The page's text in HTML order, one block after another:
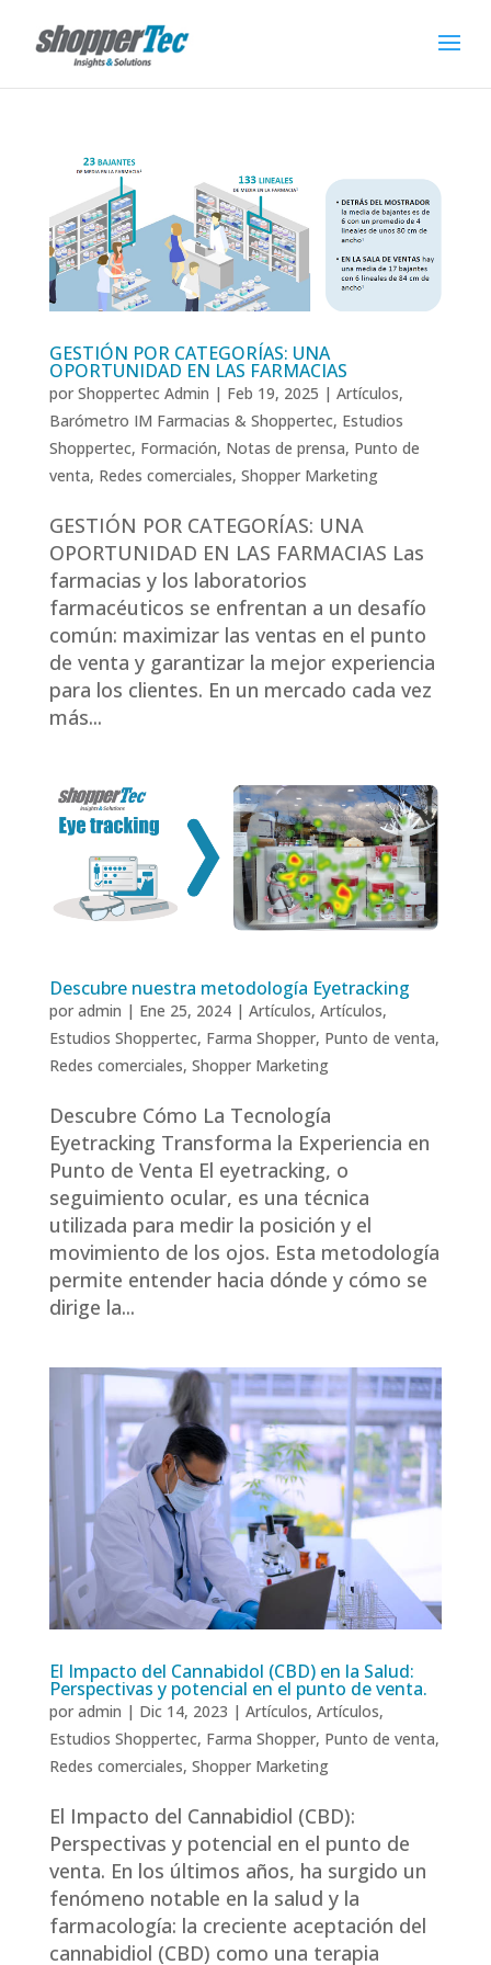
GESTIÓN POR CATEGORÍAS: UNA
OPORTUNIDAD EN LAS FARMACIAS
por Shoppertec Admin | Feb 19, 2025 | Artículos,
Barómetro IM Farmacias & Shoppertec, Estudios
Shoppertec, Formación, Notas de prensa, Punto de
venta, Redes comerciales, Shopper Marketing
GESTIÓN POR CATEGORÍAS: UNA
OPORTUNIDAD EN LAS FARMACIAS Las
farmacias y los laboratorios
farmacéuticos se enfrentan a un desafío
común: maximizar las ventas en el punto
de venta y garantizar la mejor experiencia
para los clientes. En un mercado cada vez
más...
Descubre nuestra metodología Eyetracking
por admin | Ene 25, 2024| Artículos, Artículos,
Estudios Shoppertec, Farma Shopper, Punto de venta,
Redes comerciales, Shopper Marketing
Descubre Cómo La Tecnología
Eyetracking Transforma la Experiencia en
Punto de Venta El eyetracking, o
seguimiento ocular, es una técnica
utilizada para medir la posición y el
movimiento de los ojos. Esta metodología
permite entender hacia dónde y cómo se
dirige la...
El Impacto del Cannabidol (CBD) en la Salud:
Perspectivas y potencial en el punto de venta.
por admin | Dic 14, 2023 | Artículos, Artículos,
Estudios Shoppertec, Farma Shopper, Punto de venta,
Redes comerciales, Shopper Marketing
El Impacto del Cannabidiol (CBD):
Perspectivas y potencial en el punto de
venta. En los últimos años, ha surgido un
fenómeno notable en la salud y la
farmacología: la creciente aceptación del
cannabidiol (CBD) como una terapia